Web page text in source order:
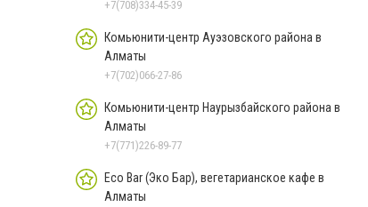
+7(708)334-45-39
Комьюнити-центр Ауэзовского района в
Алматы
+7(702)066-27-86
Комьюнити-центр Наурызбайского района в
Алматы
+7(771)226-89-77
Eco Bar (Эко Бар), вегетарианское кафе в
Алматы